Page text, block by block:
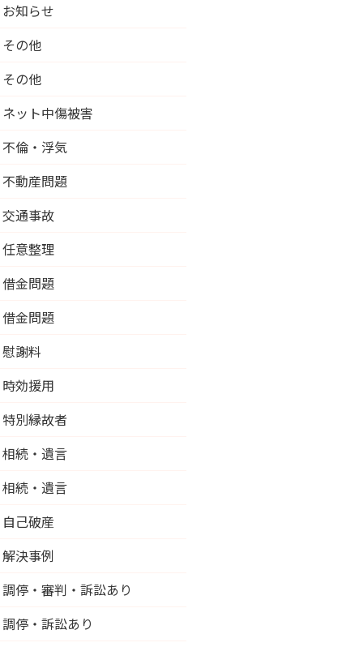
お知らせ
その他
その他
ネット中傷被害
不倫・浮気
不動産問題
交通事故
任意整理
借金問題
借金問題
慰謝料
時効援用
特別縁故者
相続・遺言
相続・遺言
自己破産
解決事例
調停・審判・訴訟あり
調停・訴訟あり